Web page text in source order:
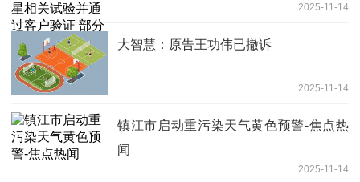
2025-11-14
大智慧：原告王功伟已撤诉
2025-11-14
镇江市启动重污染天气黄色预警-焦点热
闻
2025-11-14